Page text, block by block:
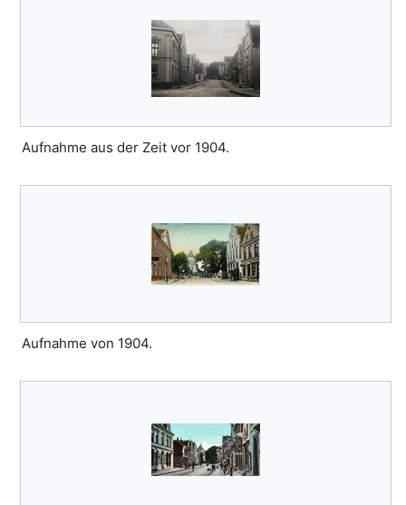
Aufnahme aus der Zeit vor 1904.
Aufnahme von 1904.